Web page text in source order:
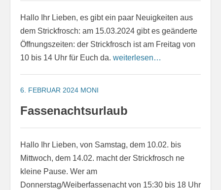
Hallo Ihr Lieben, es gibt ein paar Neuigkeiten aus
dem Strickfrosch: am 15.03.2024 gibt es geänderte
Öffnungszeiten: der Strickfrosch ist am Freitag von
10 bis 14 Uhr für Euch da. weiterlesen…
6. FEBRUAR 2024 MONI
Fassenachtsurlaub
Hallo Ihr Lieben, von Samstag, dem 10.02. bis
Mittwoch, dem 14.02. macht der Strickfrosch ne
kleine Pause. Wer am
Donnerstag/Weiberfassenacht von 15:30 bis 18 Uhr